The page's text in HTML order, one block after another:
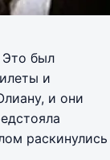
Это был
и
и они
раскинулись